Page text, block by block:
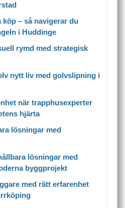
köp – så navigerar du
i Huddinge
rymd med strategisk
nytt liv med golvslipning i
när trapphusexperter
hjärta
lösningar med
lösningar med
byggprojekt
med rätt erfarenhet